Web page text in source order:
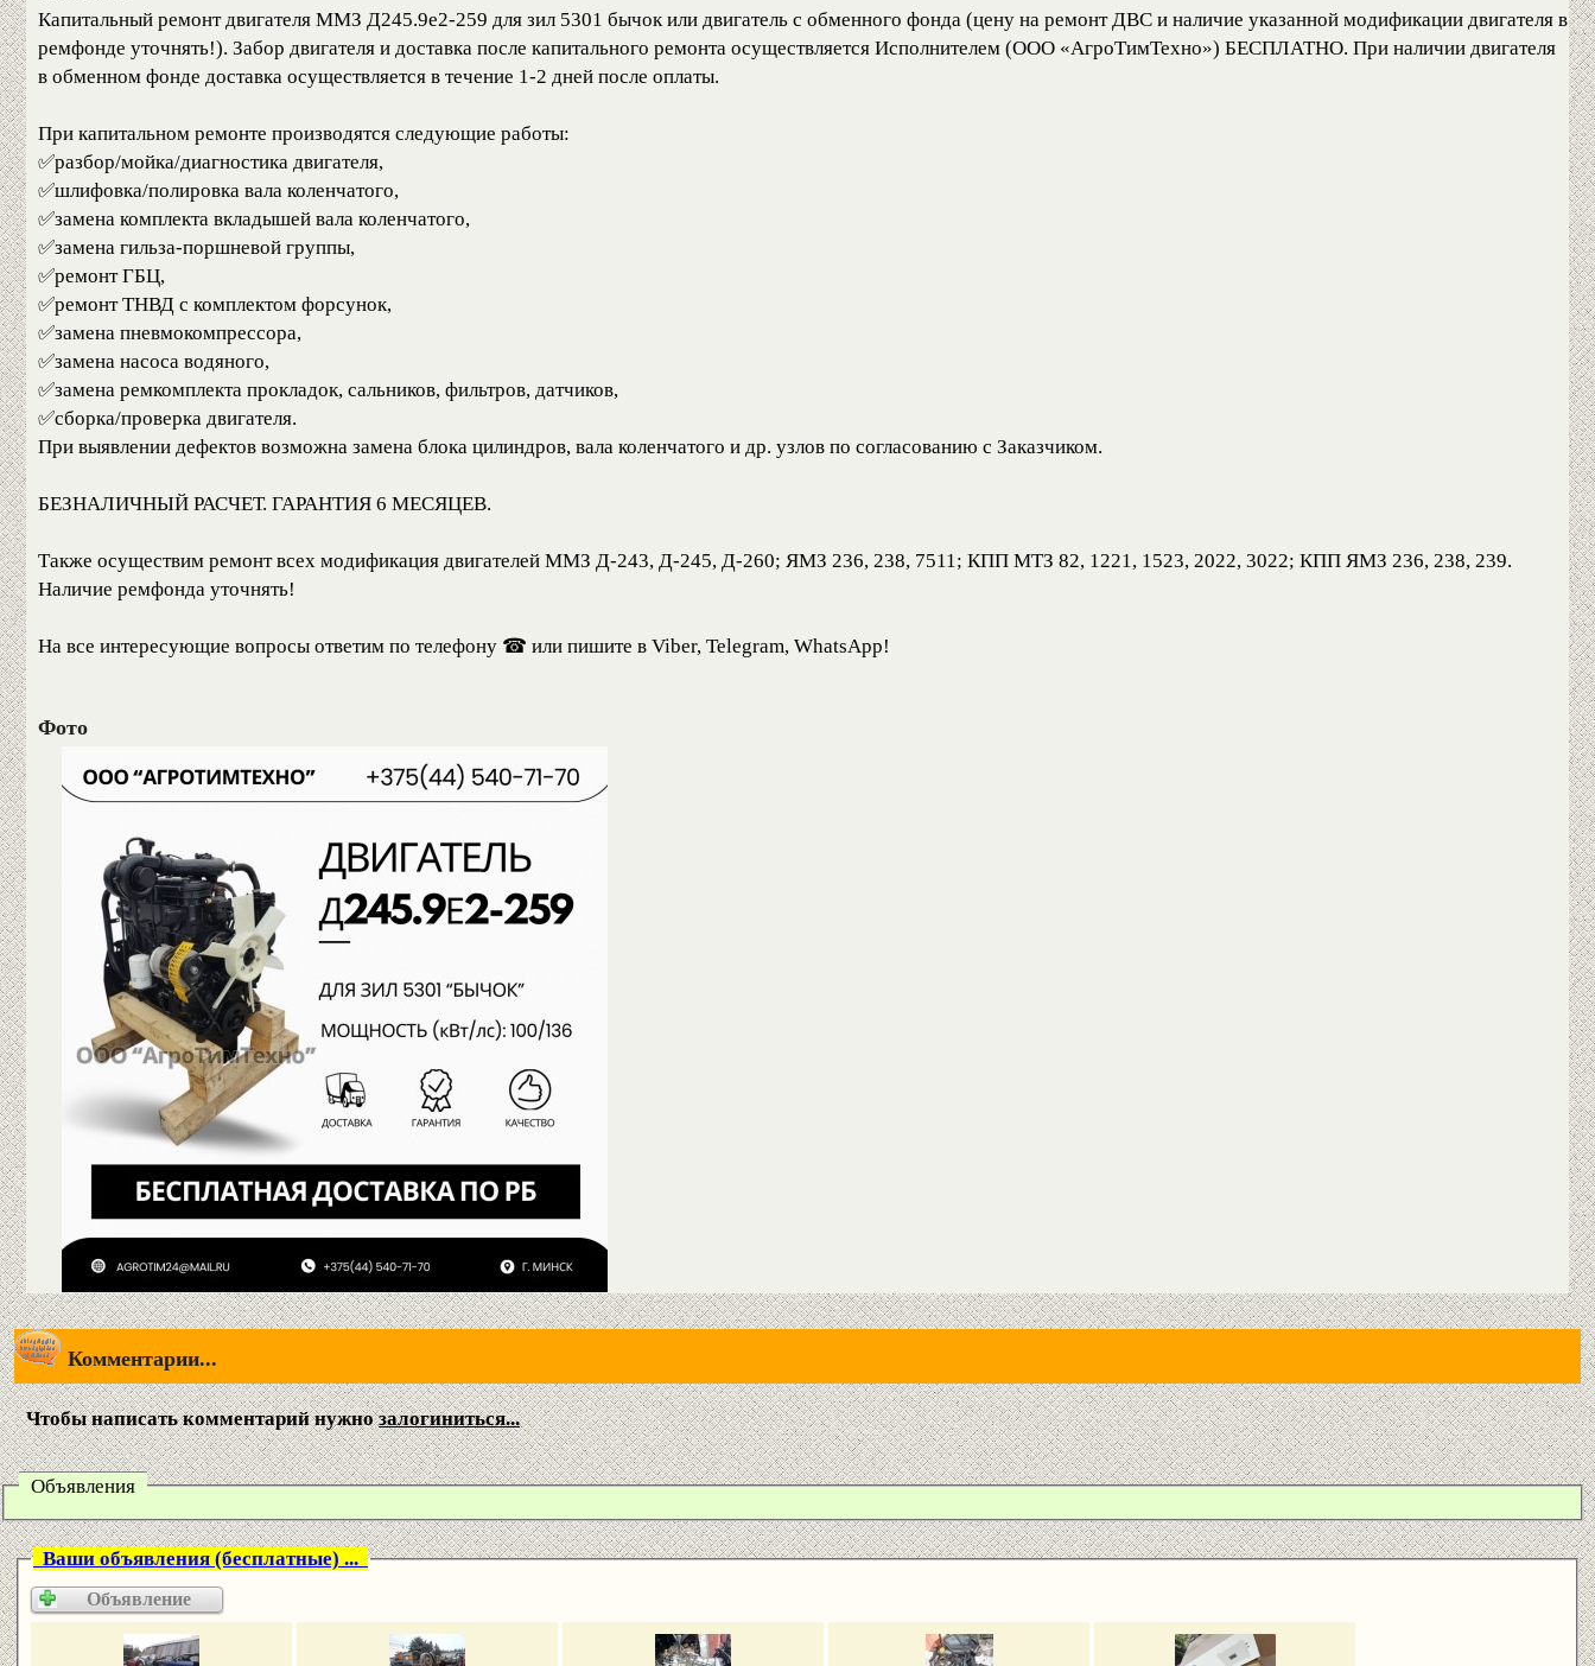
Капитальный ремонт двигателя ММЗ Д245.9е2-259 для зил 5301 бычок или двигатель с обменного фонда (цену на ремонт ДВС и наличие указанной модификации двигателя в
ремфонде уточнять!). Забор двигателя и доставка после капитального ремонта осуществляется Исполнителем (ООО «АгроТимТехно») БЕСПЛАТНО. При наличии двигателя
в обменном фонде доставка осуществляется в течение 1-2 дней после оплаты.
При капитальном ремонте производятся следующие работы:
✅разбор/мойка/диагностика двигателя,
✅шлифовка/полировка вала коленчатого,
✅замена комплекта вкладышей вала коленчатого,
✅замена гильза-поршневой группы,
✅ремонт ГБЦ,
✅ремонт ТНВД с комплектом форсунок,
✅замена пневмокомпрессора,
✅замена насоса водяного,
✅замена ремкомплекта прокладок, сальников, фильтров, датчиков,
✅сборка/проверка двигателя.
При выявлении дефектов возможна замена блока цилиндров, вала коленчатого и др. узлов по согласованию с Заказчиком.
БЕЗНАЛИЧНЫЙ РАСЧЕТ. ГАРАНТИЯ 6 МЕСЯЦЕВ.
Также осуществим ремонт всех модификация двигателей ММЗ Д-243, Д-245, Д-260; ЯМЗ 236, 238, 7511; КПП МТЗ 82, 1221, 1523, 2022, 3022; КПП ЯМЗ 236, 238, 239.
Наличие ремфонда уточнять!
На все интересующие вопросы ответим по телефону ☎ или пишите в Viber, Telegram, WhatsApp!
Фото
Комментарии...
Чтобы написать комментарий нужно залогиниться...
Объявления
Ваши объявления (бесплатные) ...
Объявление